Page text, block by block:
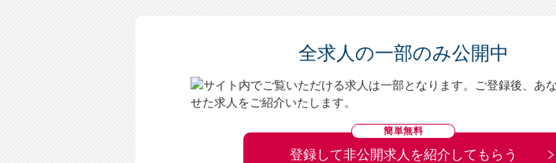
全求人の一部のみ公開中
簡単無料
登録して非公開求人を紹介してもらう